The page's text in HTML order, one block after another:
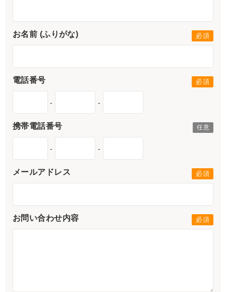
お名前 (ふりがな)
電話番号
- -
携帯電話番号
- -
メールアドレス
お問い合わせ内容